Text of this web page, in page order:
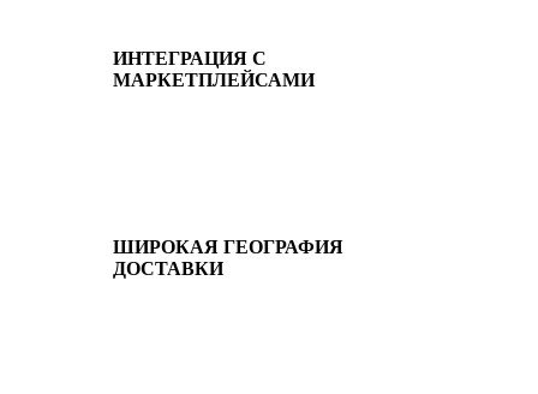
ИНТЕГРАЦИЯ С
МАРКЕТПЛЕЙСАМИ
ШИРОКАЯ ГЕОГРАФИЯ
ДОСТАВКИ